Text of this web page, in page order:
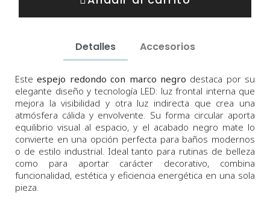
Detalles Accesorios
Esteespejo redondo con marco negro destaca por su
elegante diseño y tecnología LED: luz frontal interna que
mejora la visibilidad y otra luz indirecta que crea una
atmósfera cálida y envolvente. Su forma circular aporta
equilibrio visual al espacio, y el acabado negro mate lo
convierte en una opción perfecta para baños modernos
o de estilo industrial. Ideal tanto para rutinas de belleza
como para aportar carácter decorativo, combina
funcionalidad, estética y eficiencia energética en una sola
pieza.